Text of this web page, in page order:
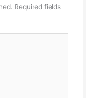
Required fields